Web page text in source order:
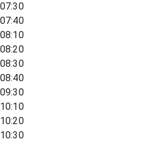
07:30
07:40
08:10
08:20
08:30
08:40
09:30
10:10
10:20
10:30